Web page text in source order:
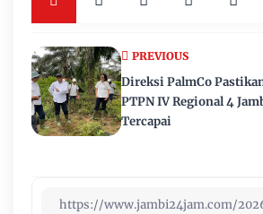
PREVIOUS
Direksi PalmCo
PTPN IV Regional 4
Tercapai